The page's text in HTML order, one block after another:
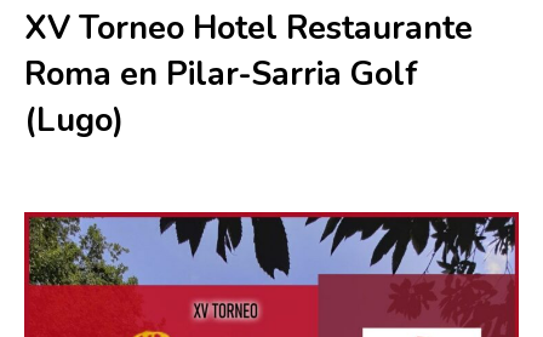
XV Torneo Hotel Restaurante
Roma en Pilar-Sarria Golf
(Lugo)